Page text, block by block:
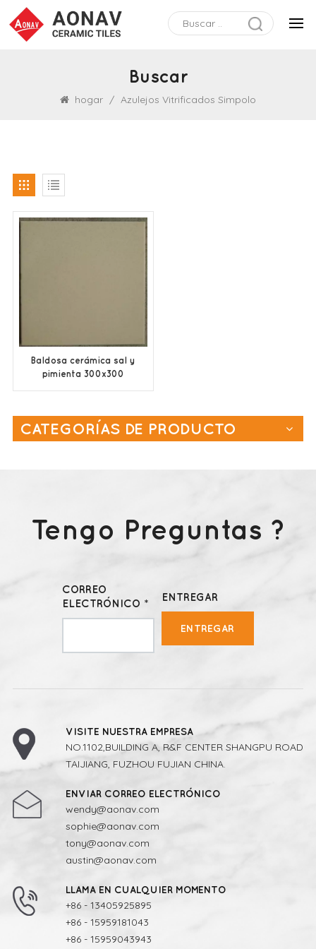
Buscar
hogar / Azulejos Vitrificados Simpolo
Baldosa cerámica sal y
pimienta 300x300
CATEGORÍAS DE PRODUCTO
Tengo Preguntas ?
CORREO
ELECTRÓNICO *
ENTREGAR
ENTREGAR
VISITE NUESTRA EMPRESA
NO.1102,BUILDING A, R&F CENTER SHANGPU ROAD
TAIJIANG, FUZHOU FUJIAN CHINA.
ENVIAR CORREO ELECTRÓNICO
wendy@aonav.com
sophie@aonav.com
tony@aonav.com
austin@aonav.com
LLAMA EN CUALQUIER MOMENTO
+86 - 13405925895
+86 - 15959181043
+86 - 15959043943